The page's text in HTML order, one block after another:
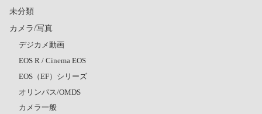
未分類
カメラ/写真
デジカメ動画
EOS R / Cinema EOS
EOS（EF）シリーズ
オリンパス/OMDS
カメラ一般